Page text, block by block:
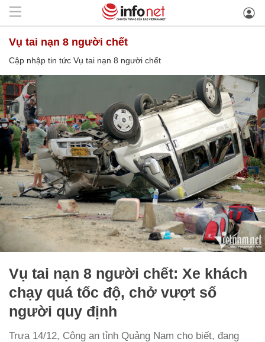
Vụ tai nạn 8 người chết
Cập nhập tin tức Vụ tai nạn 8 người chết
Vụ tai nạn 8 người chết: Xe khách
chạy quá tốc độ, chở vượt số
người quy định
Trưa 14/12, Công an tỉnh Quảng Nam cho biết, đang